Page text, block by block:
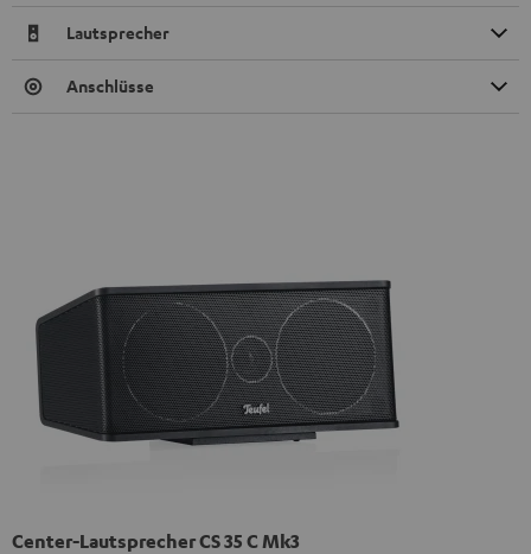
Lautsprecher
Anschlüsse
Center-Lautsprecher CS 35 C Mk3